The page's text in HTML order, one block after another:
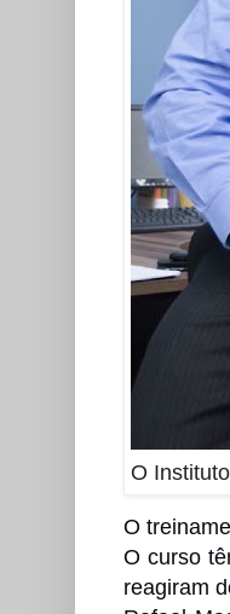
O
O
O curso
reagiram